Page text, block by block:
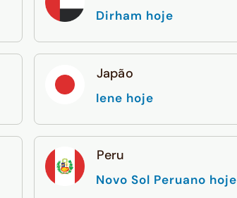
Dirham hoje
Japão
Iene hoje
Peru
Novo Sol Peruano hoje